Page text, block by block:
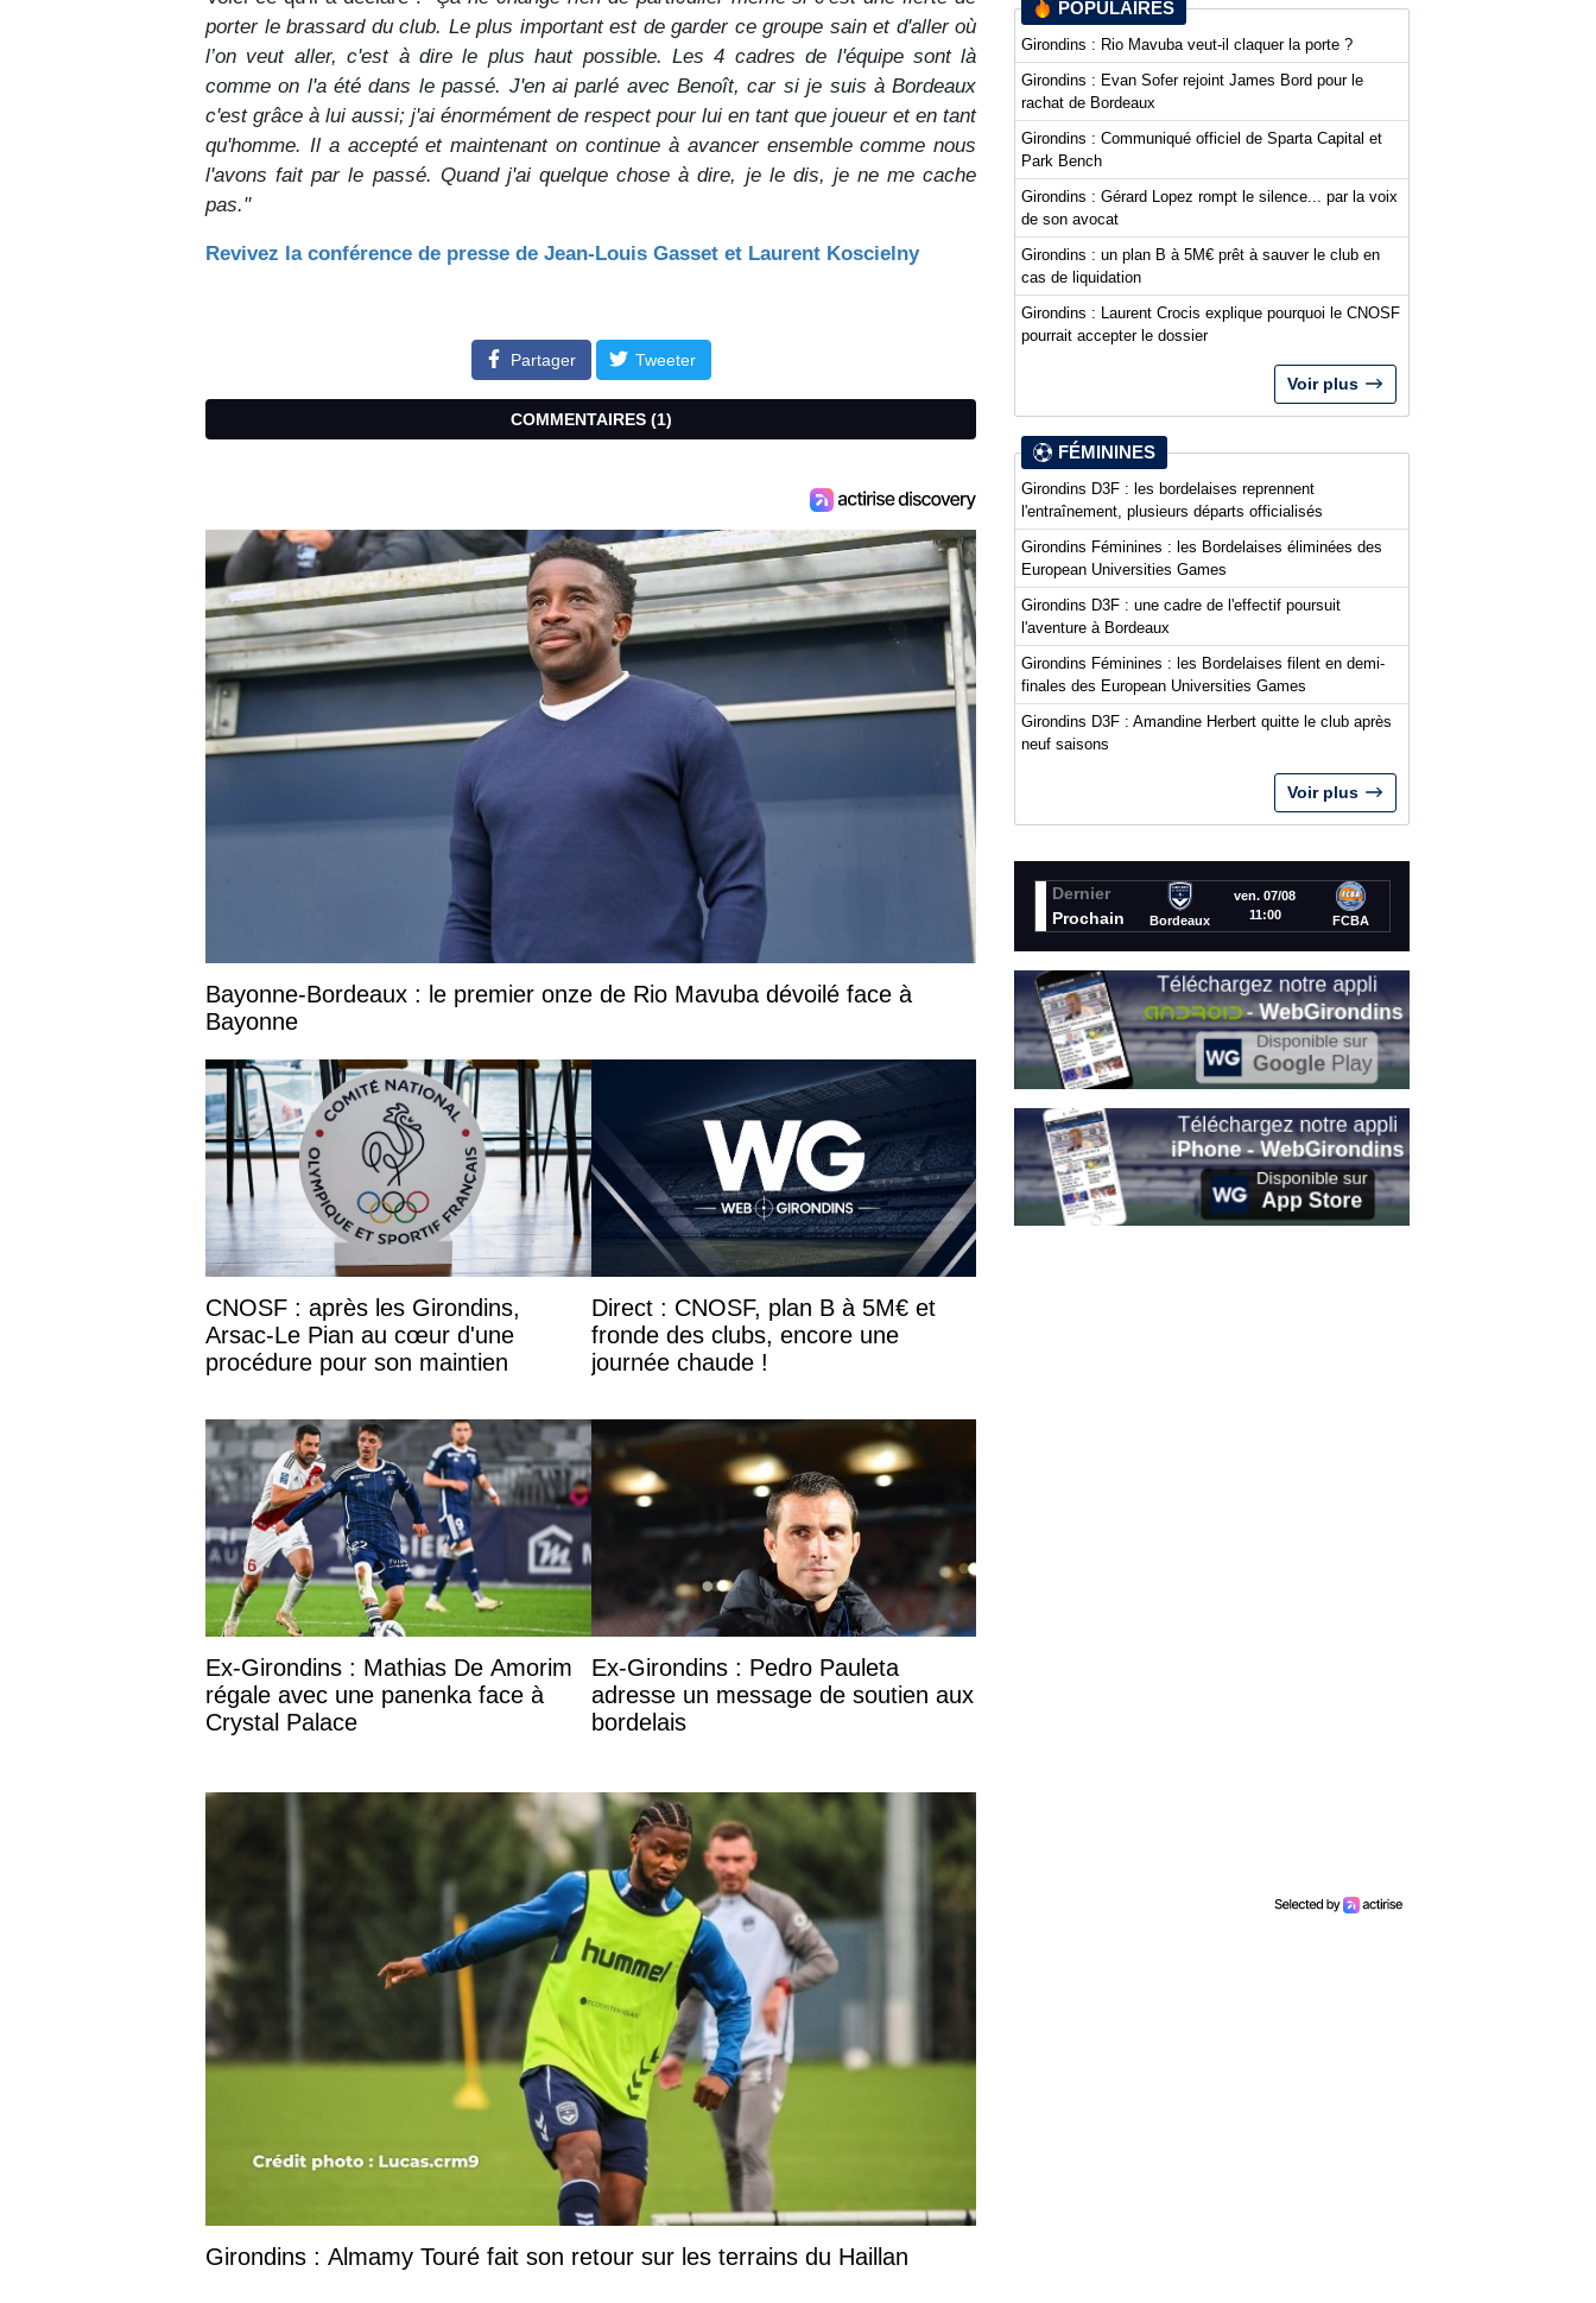
porter le brassard du club. Le plus important est de garder ce groupe sain et d'aller où
l’on veut aller, c'est à dire le plus haut possible. Les 4 cadres de l'équipe sont là
comme on l'a été dans le passé. J'en ai parlé avec Benoît, car si je suis à Bordeaux
c'est grâce à lui aussi; j'ai énormément de respect pour lui en tant que joueur et en tant
qu'homme. Il a accepté et maintenant on continue à avancer ensemble comme nous
l'avons fait par le passé. Quand j'ai quelque chose à dire, je le dis, je ne me cache
pas."
Revivez la conférence de presse de Jean-Louis Gasset et Laurent Koscielny
Partager Tweeter
COMMENTAIRES (1)
Bayonne-Bordeaux : le premier onze de Rio Mavuba dévoilé face à
Bayonne
CNOSF : après les Girondins,
Arsac-Le Pian au cœur d'une
procédure pour son maintien
Direct : CNOSF, plan B à 5M€ et
fronde des clubs, encore une
journée chaude !
Ex-Girondins : Mathias De Amorim
régale avec une panenka face à
Crystal Palace
Ex-Girondins : Pedro Pauleta
adresse un message de soutien aux
bordelais
Girondins : Almamy Touré fait son retour sur les terrains du Haillan
POPULAIRES
Girondins : Rio Mavuba veut-il claquer la porte ?
Girondins : Evan Sofer rejoint James Bord pour le
rachat de Bordeaux
Girondins : Communiqué officiel de Sparta Capital et
Park Bench
Girondins : Gérard Lopez rompt le silence... par la voix
de son avocat
Girondins : un plan B à 5M€ prêt à sauver le club en
cas de liquidation
Girondins : Laurent Crocis explique pourquoi le CNOSF
pourrait accepter le dossier
Voir plus
FÉMININES
Girondins D3F : les bordelaises reprennent
l'entraînement, plusieurs départs officialisés
Girondins Féminines : les Bordelaises éliminées des
European Universities Games
Girondins D3F : une cadre de l'effectif poursuit
l'aventure à Bordeaux
Girondins Féminines : les Bordelaises filent en demi-
finales des European Universities Games
Girondins D3F : Amandine Herbert quitte le club après
neuf saisons
Voir plus
Dernier
Prochain
Bordeaux
ven. 07/08
11:00
FCBA